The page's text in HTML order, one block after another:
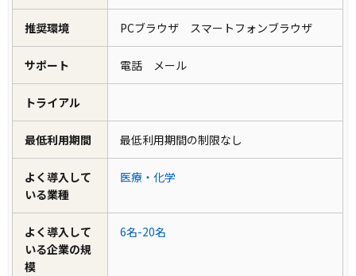
推奨環境 PCブラウザ スマートフォンブラウザ
サポート 電話 メール
トライアル
最低利用期間 最低利用期間の制限なし
よく導入して
いる業種
医療・化学
よく導入して
いる企業の規
模
6名-20名